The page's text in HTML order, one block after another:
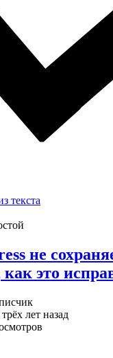
текста
не
как это
лет назад